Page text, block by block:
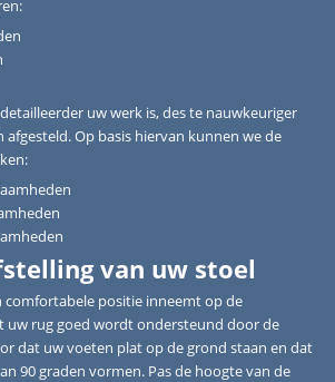
uw werk is, des te nauwkeuriger
Op basis hiervan kunnen we de
van uw stoel
comfortabele positie inneemt op de
uw rug goed wordt ondersteund door de
dat uw voeten plat op de grond staan en dat
90 graden vormen. Pas de hoogte van de